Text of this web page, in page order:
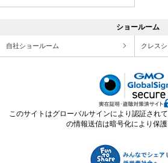
ショールーム
自社ショールーム クレス
このサイトはグローバルサインにより認証され
の情報送信は暗号化により保護